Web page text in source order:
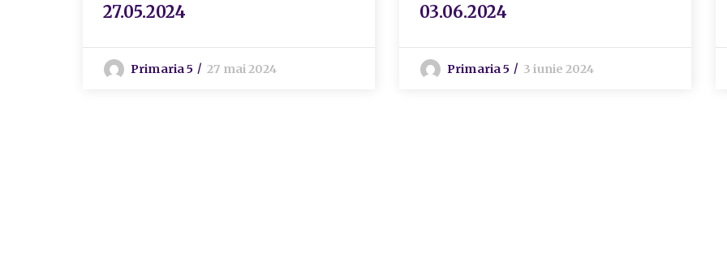
27.05.2024
Primaria 5 27 mai 2024
03.06.2024
Primaria 5 3 iunie 2024